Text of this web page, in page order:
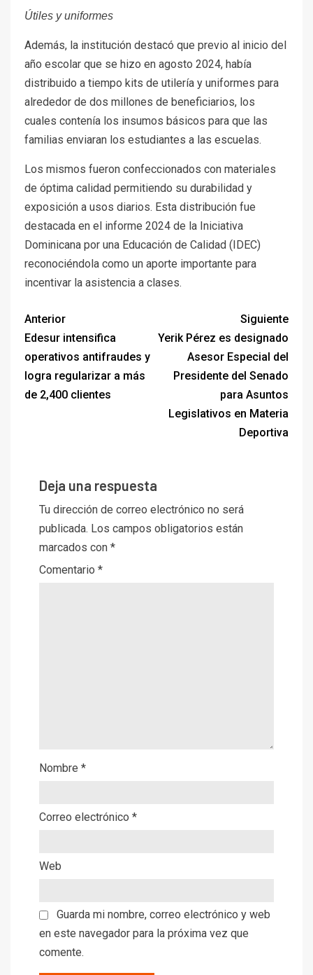
Útiles y uniformes
Además, la institución destacó que previo al inicio del
año escolar que se hizo en agosto 2024, había
distribuido a tiempo kits de utilería y uniformes para
alrededor de dos millones de beneficiarios, los
cuales contenía los insumos básicos para que las
familias enviaran los estudiantes a las escuelas.
Los mismos fueron confeccionados con materiales
de óptima calidad permitiendo su durabilidad y
exposición a usos diarios. Esta distribución fue
destacada en el informe 2024 de la Iniciativa
Dominicana por una Educación de Calidad (IDEC)
reconociéndola como un aporte importante para
incentivar la asistencia a clases.
Anterior
Edesur intensifica
operativos antifraudes y
logra regularizar a más
de 2,400 clientes
Siguiente
Yerik Pérez es designado
Asesor Especial del
Presidente del Senado
para Asuntos
Legislativos en Materia
Deportiva
Deja una respuesta
Tu dirección de correo electrónico no será
publicada. Los campos obligatorios están
marcados con *
Comentario *
Nombre *
Correo electrónico *
Web
Guarda mi nombre, correo electrónico y web
en este navegador para la próxima vez que
comente.